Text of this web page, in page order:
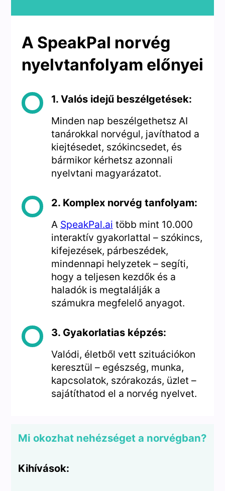
A SpeakPal norvég
nyelvtanfolyam előnyei
1. Valós idejű beszélgetések:
Minden nap beszélgethetsz AI
tanárokkal norvégul, javíthatod a
kiejtésedet, szókincsedet, és
bármikor kérhetsz azonnali
nyelvtani magyarázatot.
2. Komplex norvég tanfolyam:
A SpeakPal.ai több mint 10.000
interaktív gyakorlattal – szókincs,
kifejezések, párbeszédek,
mindennapi helyzetek – segíti,
hogy a teljesen kezdők és a
haladók is megtalálják a
számukra megfelelő anyagot.
3. Gyakorlatias képzés:
Valódi, életből vett szituációkon
keresztül – egészség, munka,
kapcsolatok, szórakozás, üzlet –
sajátíthatod el a norvég nyelvet.
Mi okozhat nehézséget a norvégban?
Kihívások: